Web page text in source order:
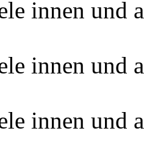
innen und
innen und
innen und